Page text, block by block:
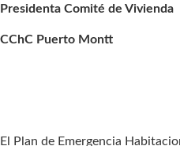
Presidenta Comité de Vivienda
CChC Puerto Montt
El Plan de Emergencia